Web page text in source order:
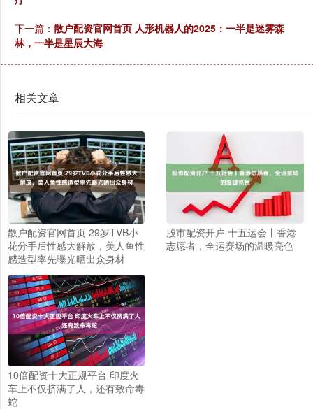
下一篇： 散户配资官网首页 人形机器人的2025：一半是迷雾森
林，一半是星辰大海
相关文章
散户配资官网首页 29岁TVB小
花分手后性感大解放，美人鱼性
感造型率先曝光晒出众身材
股市配资开户 十五运会丨香港
志愿者，全运赛场的温暖亮色
10倍配资十大正规平台 印度火
车上不仅挤满了人，还有致命毒
蛇